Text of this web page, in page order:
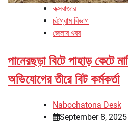
কক্সবাজার
চট্টগ্রাম বিভাগ
জেলার খবর
পানেরছড়া বিটে পাহাড় কেটে
অভিযোগের তীরে বিট কর্মকর্তা
Nabochatona Desk
September 8, 2025